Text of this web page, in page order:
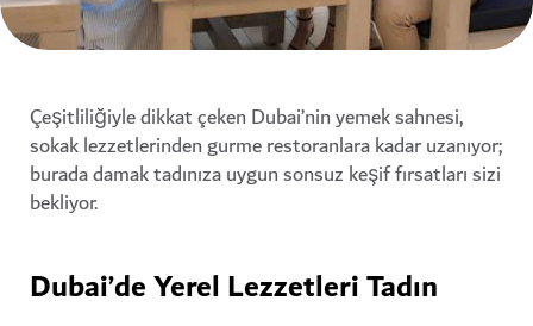
Çeşitliliğiyle dikkat çeken Dubai’nin yemek sahnesi,
sokak lezzetlerinden gurme restoranlara kadar uzanıyor;
burada damak tadınıza uygun sonsuz keşif fırsatları sizi
bekliyor.
Dubai’de Yerel Lezzetleri Tadın